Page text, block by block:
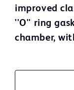
improved
''O'' ring
chamber,